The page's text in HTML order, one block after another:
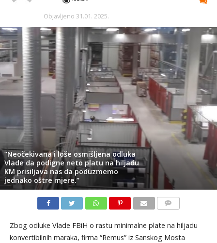
Objavljeno 31.01. 2025.
“Neočekivana i loše osmišljena odluka
Vlade da podigne neto platu na hiljadu
KM prisiljava nas da poduzmemo
jednako oštre mjere.”
Zbog odluke Vlade FBiH o rastu minimalne plate na hiljadu
konvertibilnih maraka, firma “Remus” iz Sanskog Mosta